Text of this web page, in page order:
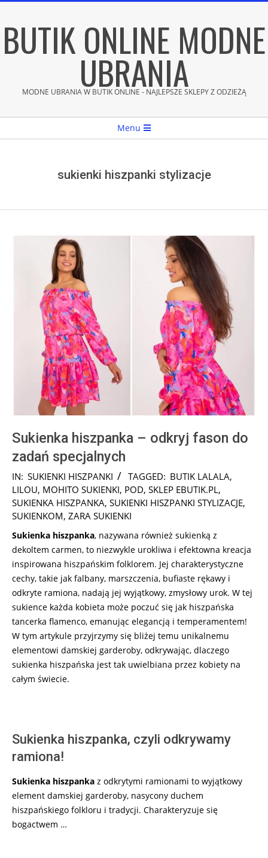
content
BUTIK ONLINE MODNE
UBRANIA
MODNE UBRANIA W BUTIK ONLINE - NAJLEPSZE SKLEPY Z ODZIEŻĄ
Menu
sukienki hiszpanki stylizacje
Sukienka hiszpanka – odkryj fason do
zadań specjalnych
2024-
11-
13
IN: SUKIENKI HISZPANKI TAGGED: BUTIK LALALA,
LILOU, MOHITO SUKIENKI, POD, SKLEP EBUTIK.PL,
SUKIENKA HISZPANKA, SUKIENKI HISZPANKI STYLIZACJE,
SUKIENKOM, ZARA SUKIENKI
Sukienka hiszpanka, nazywana również sukienką z
dekoltem carmen, to niezwykle urokliwa i efektowna kreacja
inspirowana hiszpańskim folklorem. Jej charakterystyczne
cechy, takie jak falbany, marszczenia, bufiaste rękawy i
odkryte ramiona, nadają jej wyjątkowy, zmysłowy urok. W tej
sukience każda kobieta może poczuć się jak hiszpańska
tancerka flamenco, emanując elegancją i temperamentem!
W tym artykule przyjrzymy się bliżej temu unikalnemu
elementowi damskiej garderoby, odkrywając, dlaczego
sukienka hiszpańska jest tak uwielbiana przez kobiety na
całym świecie.
Sukienka hiszpanka, czyli odkrywamy
ramiona!
Sukienka hiszpanka z odkrytymi ramionami to wyjątkowy
element damskiej garderoby, nasycony duchem
hiszpańskiego folkloru i tradycji. Charakteryzuje się
bogactwem …